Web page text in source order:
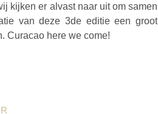
kijken er alvast naar uit om samen
van deze 3de editie een groot
Curacao here we come!